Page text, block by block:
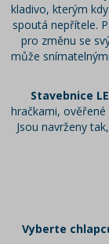
kladivo, kterým
spoutá nepřítele.
pro změnu se
může
Stavebnice
hračkami,
Jsou navrženy
Vyberte